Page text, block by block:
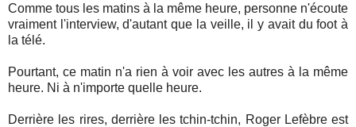
Comme tous les matins à la même heure, personne n'écoute
vraiment l'interview, d'autant que la veille, il y avait du foot à
la télé.
Pourtant, ce matin n'a rien à voir avec les autres à la même
heure. Ni à n'importe quelle heure.
Derrière les rires, derrière les tchin-tchin, Roger Lefèbre est